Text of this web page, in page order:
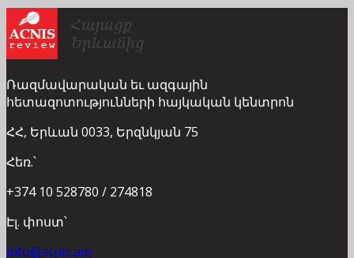
Ռազմավարական եւ ազգային
հետազոտությունների հայկական կենտրոն
ՀՀ, Երևան 0033, Երզնկյան 75
Հեռ.՝
+374 10 528780 / 274818
Էլ. փոստ՝
info@acnis.am